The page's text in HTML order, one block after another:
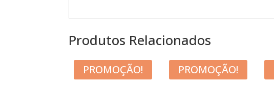
Produtos Relacionados
PROMOÇÃO! PROMOÇÃO!